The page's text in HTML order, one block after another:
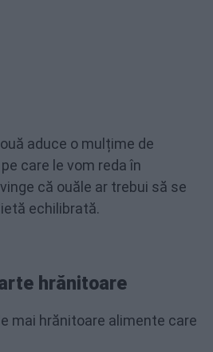
aduce o mulțime de
care le vom reda în
că ouăle ar trebui să se
echilibrată.
hrănitoare
mai hrănitoare alimente care